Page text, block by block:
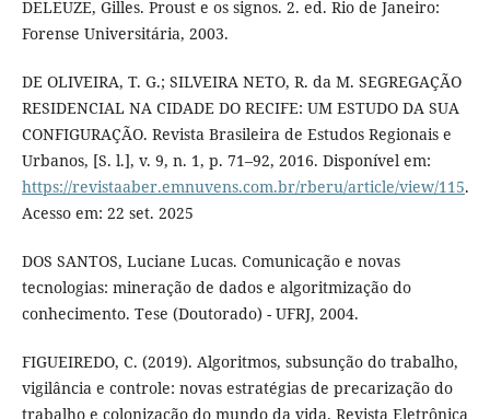
DELEUZE, Gilles. Proust e os signos. 2. ed. Rio de Janeiro:
Forense Universitária, 2003.
DE OLIVEIRA, T. G.; SILVEIRA NETO, R. da M. SEGREGAÇÃO
RESIDENCIAL NA CIDADE DO RECIFE: UM ESTUDO DA SUA
CONFIGURAÇÃO. Revista Brasileira de Estudos Regionais e
Urbanos, [S. l.], v. 9, n. 1, p. 71–92, 2016. Disponível em:
https://revistaaber.emnuvens.com.br/rberu/article/view/115.
Acesso em: 22 set. 2025
DOS SANTOS, Luciane Lucas. Comunicação e novas
tecnologias: mineração de dados e algoritmização do
conhecimento. Tese (Doutorado) - UFRJ, 2004.
FIGUEIREDO, C. (2019). Algoritmos, subsunção do trabalho,
vigilância e controle: novas estratégias de precarização do
trabalho e colonização do mundo da vida. Revista Eletrônica